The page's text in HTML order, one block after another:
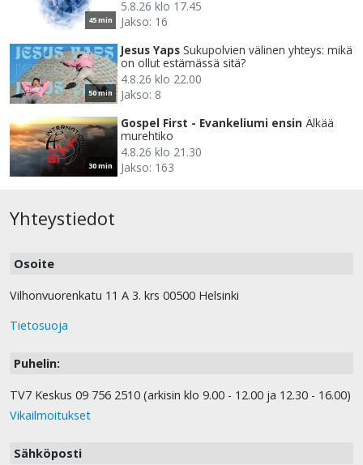
45 min
5.8.26 klo 17.45
Jakso: 16
50 min
Jesus Yaps Sukupolvien välinen yhteys: mikä
on ollut estämässä sitä?
4.8.26 klo 22.00
Jakso: 8
30 min
Gospel First - Evankeliumi ensin Älkää
murehtiko
4.8.26 klo 21.30
Jakso: 163
Yhteystiedot
Osoite
Vilhonvuorenkatu 11 A 3. krs 00500 Helsinki
Tietosuoja
Puhelin:
TV7 Keskus 09 756 2510 (arkisin klo 9.00 - 12.00 ja 12.30 - 16.00)
Vikailmoitukset
Sähköposti